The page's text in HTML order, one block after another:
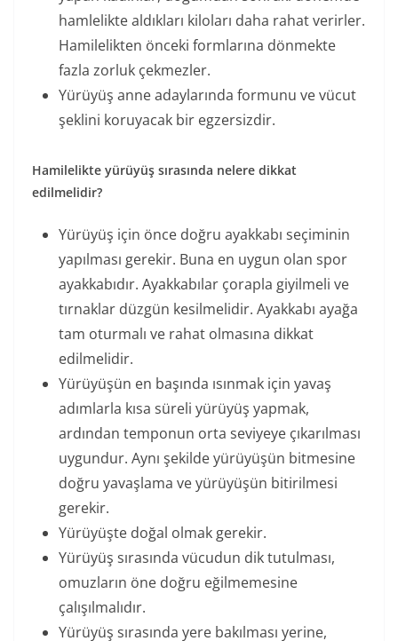
hamlelikte aldıkları kiloları daha rahat verirler.
Hamilelikten önceki formlarına dönmekte
fazla zorluk çekmezler.
Yürüyüş anne adaylarında formunu ve vücut
şeklini koruyacak bir egzersizdir.
Hamilelikte yürüyüş sırasında nelere dikkat
edilmelidir?
Yürüyüş için önce doğru ayakkabı seçiminin
yapılması gerekir. Buna en uygun olan spor
ayakkabıdır. Ayakkabılar çorapla giyilmeli ve
tırnaklar düzgün kesilmelidir. Ayakkabı ayağa
tam oturmalı ve rahat olmasına dikkat
edilmelidir.
Yürüyüşün en başında ısınmak için yavaş
adımlarla kısa süreli yürüyüş yapmak,
ardından temponun orta seviyeye çıkarılması
uygundur. Aynı şekilde yürüyüşün bitmesine
doğru yavaşlama ve yürüyüşün bitirilmesi
gerekir.
Yürüyüşte doğal olmak gerekir.
Yürüyüş sırasında vücudun dik tutulması,
omuzların öne doğru eğilmemesine
çalışılmalıdır.
Yürüyüş sırasında yere bakılması yerine,